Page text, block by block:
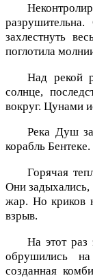
захлестнуть
поглотила
Над рекой
солнце,
вокруг. Цунами
Река Душ
корабль Бентеке.
Горячая
Они задыхались,
жар. Но криков
взрыв.
На этот раз
обрушились
созданная